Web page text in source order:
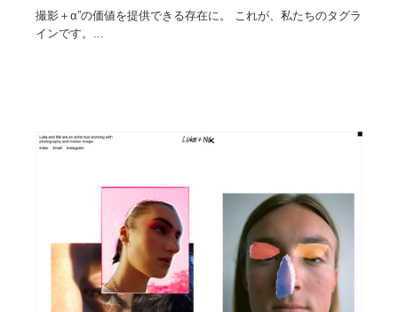
撮影＋α”の価値を提供できる存在に。 これが、私たちのタグラ
インです。...